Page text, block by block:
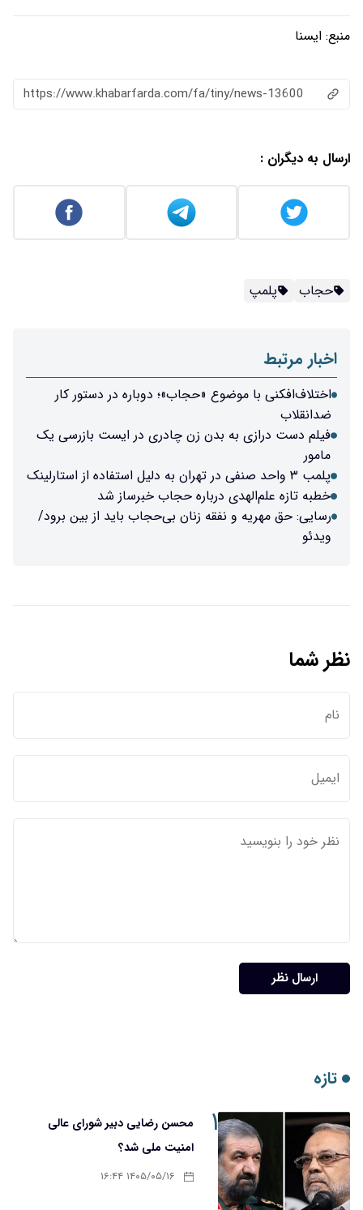
منبع: ایسنا
https://www.khabarfarda.com/fa/tiny/news-13600
ارسال به دیگران :
حجاب پلمپ
اخبار مرتبط
اختلاف‌افکنی با موضوع «حجاب»؛ دوباره در دستور کار
ضدانقلاب
فیلم دست درازی به بدن زن چادری در ایست بازرسی یک
مامور
پلمب ۳ واحد صنفی در تهران به دلیل استفاده از استارلینک
خطبه تازه علم‌الهدی درباره حجاب خبرساز شد
رسایی: حق مهریه و نفقه زنان بی‌حجاب باید از بین برود/
ویدئو
نظر شما
ارسال نظر
تازه
۱
محسن رضایی دبیر شورای عالی
امنیت ملی شد؟
۱۴۰۵/۰۵/۱۶ ۱۶:۴۴